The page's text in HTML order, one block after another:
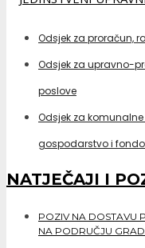
Odsjek za proračun,
Odsjek za upravno-
poslove
Odsjek za
gospodarstvo i
NATJEČAJI I
POZIV NA DOSTAVU
NA PODRUČJU